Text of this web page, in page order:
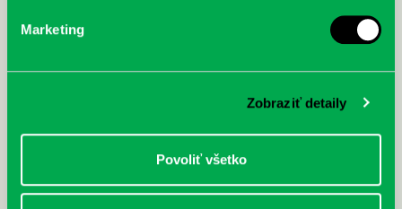
Marketing
Zobraziť detaily
Povoliť všetko